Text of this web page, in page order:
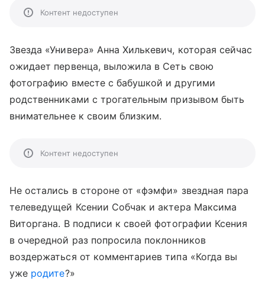
Контент недоступен
Звезда «Универа» Анна Хилькевич, которая сейчас
ожидает первенца, выложила в Сеть свою
фотографию вместе с бабушкой и другими
родственниками с трогательным призывом быть
внимательнее к своим близким.
Контент недоступен
Не остались в стороне от «фэмфи» звездная пара
телеведущей Ксении Собчак и актера Максима
Виторгана. В подписи к своей фотографии Ксения
в очередной раз попросила поклонников
воздержаться от комментариев типа «Когда вы
уже родите?»